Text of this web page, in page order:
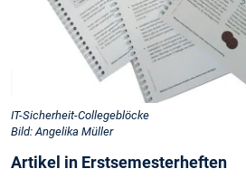
IT-Sicherheit-Collegeblöcke
Bild: Angelika Müller
Artikel in Erstsemesterheften